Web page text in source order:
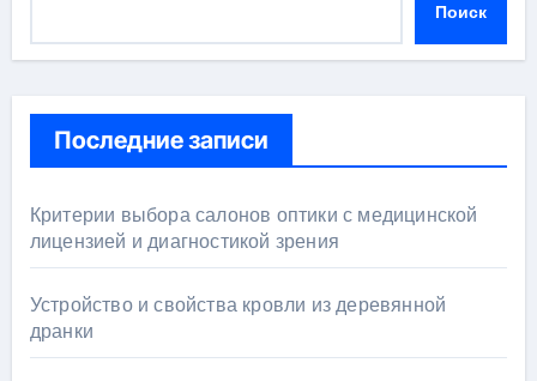
Поиск
Последние записи
Критерии выбора салонов оптики с медицинской
лицензией и диагностикой зрения
Устройство и свойства кровли из деревянной
дранки